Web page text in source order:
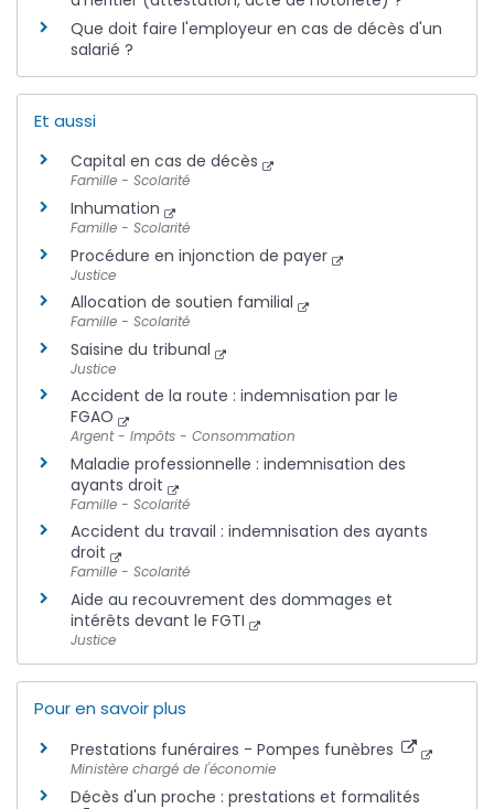
Que doit faire l'employeur en cas de décès d'un
salarié ?
Et aussi
Capital en cas de décès
Famille - Scolarité
Inhumation
Famille - Scolarité
Procédure en injonction de payer
Justice
Allocation de soutien familial
Famille - Scolarité
Saisine du tribunal
Justice
Accident de la route : indemnisation par le
FGAO
Argent - Impôts - Consommation
Maladie professionnelle : indemnisation des
ayants droit
Famille - Scolarité
Accident du travail : indemnisation des ayants
droit
Famille - Scolarité
Aide au recouvrement des dommages et
intérêts devant le FGTI
Justice
Pour en savoir plus
Prestations funéraires - Pompes funèbres
Ministère chargé de l'économie
Décès d'un proche : prestations et formalités